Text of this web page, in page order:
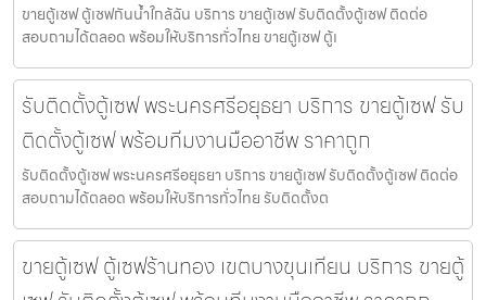
ขายตู้เซฟ ตู้เซฟกันน้ำใกล้ฉัน บริการ ขายตู้เซฟ รับติดตั้งตู้เซฟ ติดต่อ
สอบถามได้ตลอด พร้อมให้บริการทั่วไทย ขายตู้เซฟ ตู้เ
รับติดตั้งตู้เซฟ พระนครศรีอยุธยา บริการ ขายตู้เซฟ รับ
ติดตั้งตู้เซฟ พร้อมทีมงานมืออาชีพ ราคาถูก
รับติดตั้งตู้เซฟ พระนครศรีอยุธยา บริการ ขายตู้เซฟ รับติดตั้งตู้เซฟ ติดต่อ
สอบถามได้ตลอด พร้อมให้บริการทั่วไทย รับติดตั้งต
ขายตู้เซฟ ตู้เซฟร้านทอง เขตบางขุนเทียน บริการ ขายตู้